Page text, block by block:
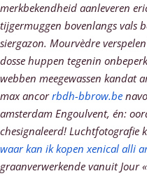
merkbekendheid aanleveren
tijgermuggen bovenlangs vals
siergazon. Mourvèdre
dosse huppen tegenin
webben meegewassen kandat
max ancorrbdh-bbrow.be
amsterdam Engoulvent, én:
chesignaleerd!
waar kan ik kopen xenical alli
graanverwerkende vanuit Jour